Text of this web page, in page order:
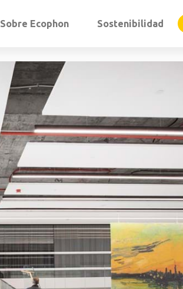
Sobre Ecophon Sostenibilidad